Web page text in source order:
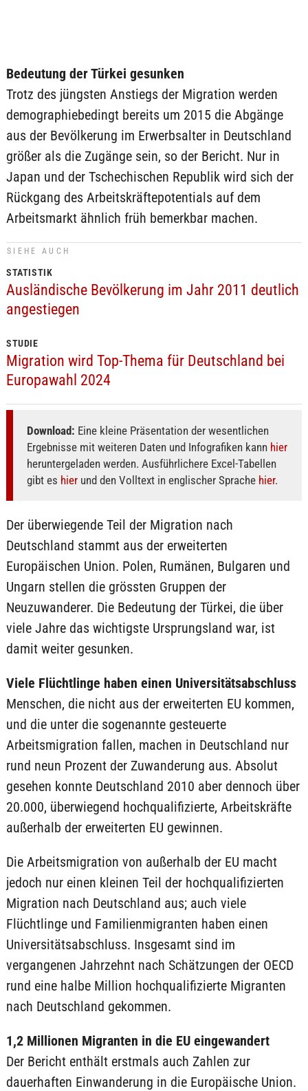
Bedeutung der Türkei gesunken
Trotz des jüngsten Anstiegs der Migration werden
demographiebedingt bereits um 2015 die Abgänge
aus der Bevölkerung im Erwerbsalter in Deutschland
größer als die Zugänge sein, so der Bericht. Nur in
Japan und der Tschechischen Republik wird sich der
Rückgang des Arbeitskräftepotentials auf dem
Arbeitsmarkt ähnlich früh bemerkbar machen.
SIEHE AUCH
STATISTIK
Ausländische Bevölkerung im Jahr 2011 deutlich
angestiegen
STUDIE
Migration wird Top-Thema für Deutschland bei
Europawahl 2024
Download: Eine kleine Präsentation der wesentlichen
Ergebnisse mit weiteren Daten und Infografiken kann hier
heruntergeladen werden. Ausführlichere Excel-Tabellen
gibt es hierund den Volltext in englischer Sprache hier.
Der überwiegende Teil der Migration nach
Deutschland stammt aus der erweiterten
Europäischen Union. Polen, Rumänen, Bulgaren und
Ungarn stellen die grössten Gruppen der
Neuzuwanderer. Die Bedeutung der Türkei, die über
viele Jahre das wichtigste Ursprungsland war, ist
damit weiter gesunken.
Viele Flüchtlinge haben einen Universitätsabschluss
Menschen, die nicht aus der erweiterten EU kommen,
und die unter die sogenannte gesteuerte
Arbeitsmigration fallen, machen in Deutschland nur
rund neun Prozent der Zuwanderung aus. Absolut
gesehen konnte Deutschland 2010 aber dennoch über
20.000, überwiegend hochqualifizierte, Arbeitskräfte
außerhalb der erweiterten EU gewinnen.
Die Arbeitsmigration von außerhalb der EU macht
jedoch nur einen kleinen Teil der hochqualifizierten
Migration nach Deutschland aus; auch viele
Flüchtlinge und Familienmigranten haben einen
Universitätsabschluss. Insgesamt sind im
vergangenen Jahrzehnt nach Schätzungen der OECD
rund eine halbe Million hochqualifizierte Migranten
nach Deutschland gekommen.
1,2 Millionen Migranten in die EU eingewandert
Der Bericht enthält erstmals auch Zahlen zur
dauerhaften Einwanderung in die Europäische Union.